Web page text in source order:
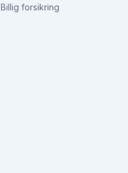
Billig forsikring